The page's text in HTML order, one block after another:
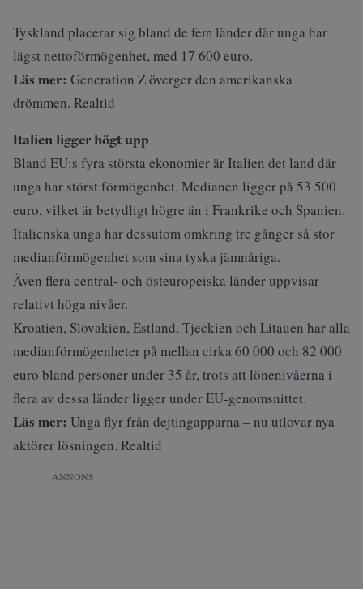
Tyskland placerar sig bland de fem länder där unga har
lägst nettoförmögenhet, med 17 600 euro.
Läs mer: Generation Z överger den amerikanska
drömmen. Realtid
Italien ligger högt upp
Bland EU:s fyra största ekonomier är Italien det land där
unga har störst förmögenhet. Medianen ligger på 53 500
euro, vilket är betydligt högre än i Frankrike och Spanien.
Italienska unga har dessutom omkring tre gånger så stor
medianförmögenhet som sina tyska jämnåriga.
Även flera central- och östeuropeiska länder uppvisar
relativt höga nivåer.
Kroatien, Slovakien, Estland, Tjeckien och Litauen har alla
medianförmögenheter på mellan cirka 60 000 och 82 000
euro bland personer under 35 år, trots att lönenivåerna i
flera av dessa länder ligger under EU-genomsnittet.
Läs mer: Unga flyr från dejtingapparna – nu utlovar nya
aktörer lösningen. Realtid
ANNONS